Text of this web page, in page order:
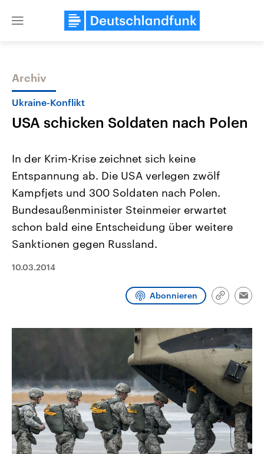
Close
Themen
USA
Aktuelle Beiträge, Analysen und
Hintergründe
Wirtschaftlich und militärisch
gehören die Vereinigten Staaten zu
den mächtigsten Ländern der Erde,
aktuelle Weltgeschehen.
Nahostkonflikt
Aktuelle Lage und
Der Überfall der
Terrororganisation Hamas
Programm Podcasts
Audio-Archiv
Archiv
Ukraine-Konflikt
USA schicken Soldaten nach Polen
In der Krim-Krise zeichnet sich keine
Entspannung ab. Die USA verlegen zwölf
Kampfjets und 300 Soldaten nach Polen.
Bundesaußenminister Steinmeier erwartet
schon bald eine Entscheidung über weitere
Sanktionen gegen Russland.
10.03.2014
Abonnieren
Link